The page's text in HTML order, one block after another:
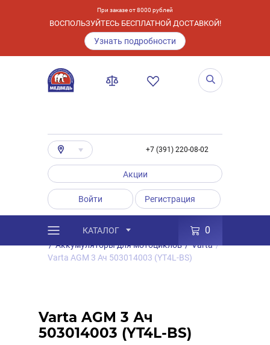
При заказе от 8000 рублей
ВОСПОЛЬЗУЙТЕСЬ БЕСПЛАТНОЙ ДОСТАВКОЙ!
Узнать подробности
+7 (391) 220-08-02
Акции
Войти Регистрация
КАТАЛОГ 0
Каталог / Товары
Аккумуляторы
/ Аккумуляторы для мотоциклов / Varta /
Varta AGM 3 Ач 503014003 (YT4L-BS)
Varta AGM 3 Ач
503014003 (YT4L-BS)